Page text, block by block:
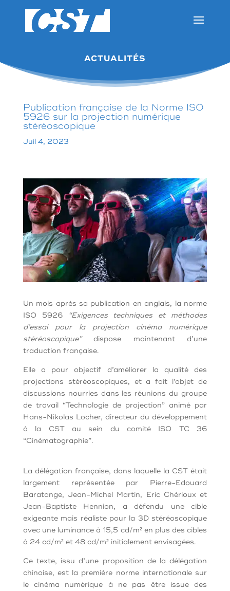
ACTUALITÉS
Publication française de la Norme ISO
5926 sur la projection numérique
stéréoscopique
Juil 4, 2023
Un mois après sa publication en anglais, la norme
ISO 5926
“Exigences techniques et méthodes
d’essai pour la projection cinéma numérique
stéréoscopique”dispose maintenant d’une
traduction française.
Elle a pour objectif d’améliorer la qualité des
projections stéréoscopiques, et a fait l’objet de
discussions nourries dans les réunions du groupe
de travail “Technologie de projection” animé par
Hans-Nikolas Locher, directeur du développement
à la CST au sein du comité ISO TC 36
“Cinématographie”.
La délégation française, dans laquelle la CST était
largement représentée par Pierre-Edouard
Baratange, Jean-Michel Martin, Eric Chérioux et
Jean-Baptiste Hennion, a défendu une cible
exigeante mais réaliste pour la 3D stéréoscopique
avec une luminance à 15,5 cd/m² en plus des cibles
à 24 cd/m² et 48 cd/m² initialement envisagées.
Ce texte, issu d’une proposition de la délégation
chinoise, est la première norme internationale sur
le cinéma numérique à ne pas être issue des